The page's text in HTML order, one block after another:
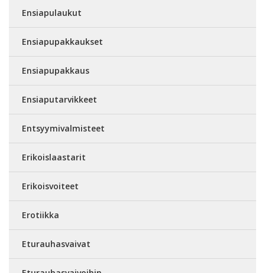
Ensiapulaukut
Ensiapupakkaukset
Ensiapupakkaus
Ensiaputarvikkeet
Entsyymivalmisteet
Erikoislaastarit
Erikoisvoiteet
Erotiikka
Eturauhasvaivat